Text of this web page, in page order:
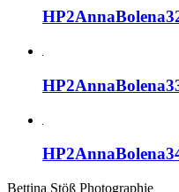
Bettina Stöß Photographie